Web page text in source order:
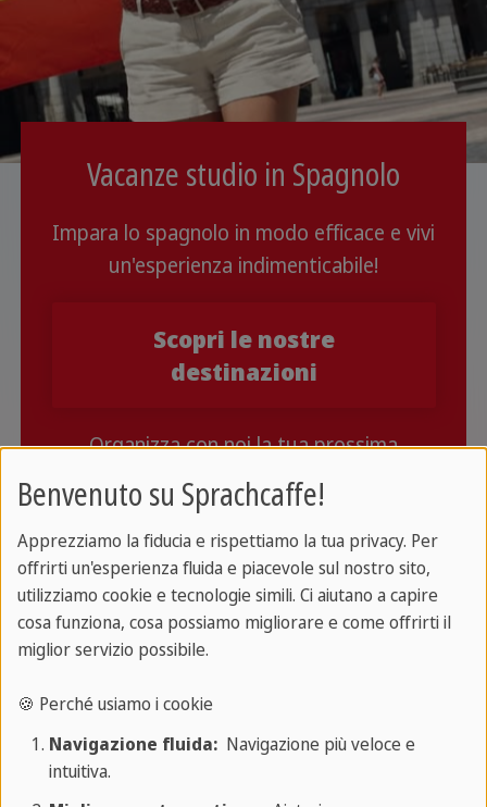
Vacanze studio in Spagnolo
Impara lo spagnolo in modo efficace e vivi
un'esperienza indimenticabile!
Scopri le nostre
destinazioni
Organizza con noi la tua prossima
vacanza studio!
Come puoi notare, non sempre i verbi riflessivi in
spagnolo lo sono anche in italiano. Vediamo anche
qualche esempio di questi verbi pronominali inseriti
meglio come si utilizzano:
Siempre te quejasde todo. =Ti lamentisempre di
Benvenuto su Sprachcaffe!
Apprezziamo la fiducia e rispettiamo la tua privacy. Per
offrirti un'esperienza fluida e piacevole sul nostro sito,
utilizziamo cookie e tecnologie simili. Ci aiutano a capire
cosa funziona, cosa possiamo migliorare e come offrirti il
miglior servizio possibile.
🍪 Perché usiamo i cookie
Navigazione fluida:Navigazione più veloce e
intuitiva.